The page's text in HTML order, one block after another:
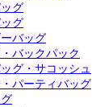
グ
ッグ
バッグ
バックパック
グ・サコッシュ
パーティバッグ